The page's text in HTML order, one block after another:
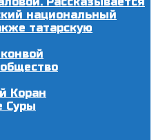
национальный
татарскую
Коран
Суры